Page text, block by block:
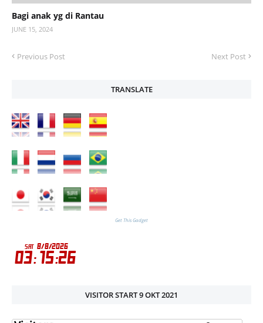
Bagi anak yg di Rantau
JUNE 15, 2024
Previous Post Next Post
TRANSLATE
Get This Gadget
VISITOR START 9 OKT 2021